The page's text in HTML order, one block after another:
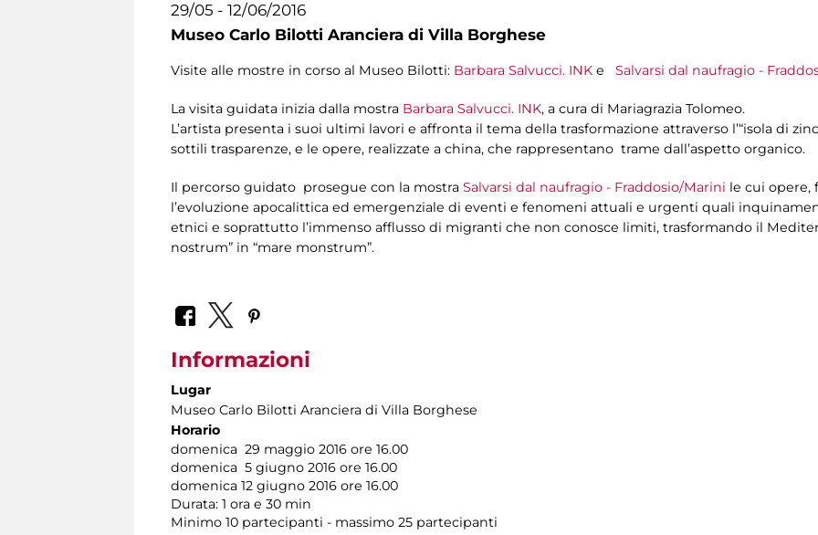
29/05 - 12/06/2016
Museo Carlo Bilotti Aranciera di Villa Borghese
Visite alle mostre in corso al Museo Bilotti: Barbara Salvucci. INK e Salvarsi dal naufragio -
La visita guidata inizia dalla mostra Barbara Salvucci. INK, a cura di Mariagrazia Tolomeo.
L’artista presenta i suoi ultimi lavori e affronta il tema della trasformazione attraverso l’“isola di
sottili trasparenze, e le opere, realizzate a china, che rappresentano trame dall’aspetto organico.
Il percorso guidato prosegue con la mostra Salvarsi dal naufragio - Fraddosio/Marini le cui opere,
l’evoluzione apocalittica ed emergenziale di eventi e fenomeni attuali e urgenti quali
etnici e soprattutto l’immenso afflusso di migranti che non conosce limiti, trasformando il
nostrum” in “mare monstrum”.
Informazioni
Lugar
Museo Carlo Bilotti Aranciera di Villa Borghese
Horario
domenica 29 maggio 2016 ore 16.00
domenica 5 giugno 2016 ore 16.00
domenica 12 giugno 2016 ore 16.00
Durata: 1 ora e 30 min
Minimo 10 partecipanti - massimo 25 partecipanti